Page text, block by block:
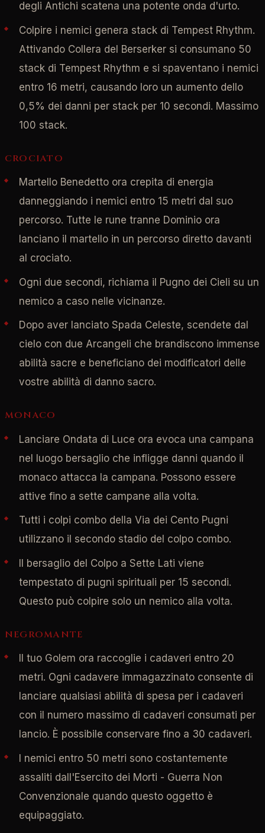
degli Antichi scatena una potente onda d'urto.
Colpire i nemici genera stack di Tempest Rhythm.
Attivando Collera del Berserker si consumano 50
stack di Tempest Rhythm e si spaventano i nemici
entro 16 metri, causando loro un aumento dello
0,5% dei danni per stack per 10 secondi. Massimo
100 stack.
CROCIATO
Martello Benedetto ora crepita di energia
danneggiando i nemici entro 15 metri dal suo
percorso. Tutte le rune tranne Dominio ora
lanciano il martello in un percorso diretto davanti
al crociato.
Ogni due secondi, richiama il Pugno dei Cieli su un
nemico a caso nelle vicinanze.
Dopo aver lanciato Spada Celeste, scendete dal
cielo con due Arcangeli che brandiscono immense
abilità sacre e beneficiano dei modificatori delle
vostre abilità di danno sacro.
MONACO
Lanciare Ondata di Luce ora evoca una campana
nel luogo bersaglio che infligge danni quando il
monaco attacca la campana. Possono essere
attive fino a sette campane alla volta.
Tutti i colpi combo della Via dei Cento Pugni
utilizzano il secondo stadio del colpo combo.
Il bersaglio del Colpo a Sette Lati viene
tempestato di pugni spirituali per 15 secondi.
Questo può colpire solo un nemico alla volta.
NEGROMANTE
Il tuo Golem ora raccoglie i cadaveri entro 20
metri. Ogni cadavere immagazzinato consente di
lanciare qualsiasi abilità di spesa per i cadaveri
con il numero massimo di cadaveri consumati per
lancio. È possibile conservare fino a 30 cadaveri.
I nemici entro 50 metri sono costantemente
assaliti dall'Esercito dei Morti - Guerra Non
Convenzionale quando questo oggetto è
equipaggiato.